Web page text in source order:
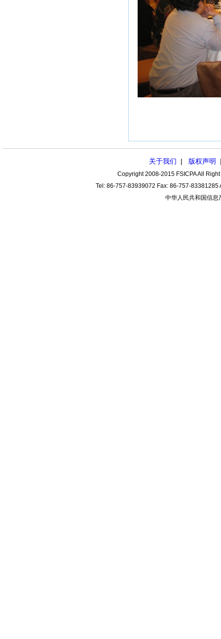
关于我们 | 版权声明
Copyright 2008-2015 FSICPA All
Tel: 86-757-83939072 Fax: 86-757-83381285
中华人民共和国信